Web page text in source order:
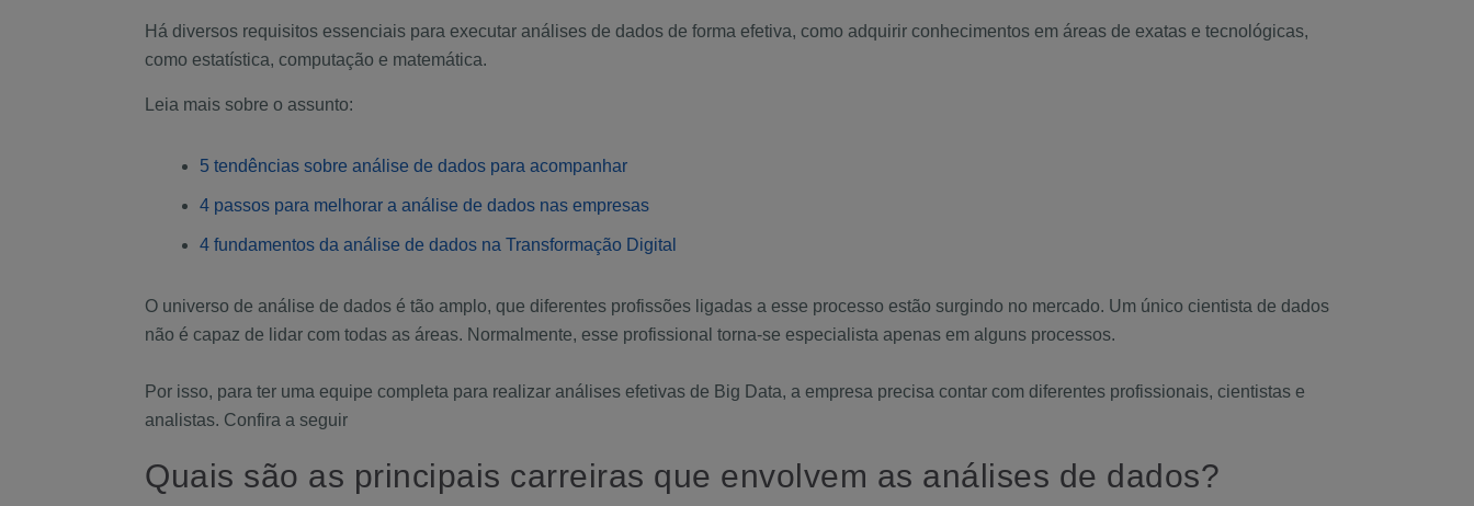
Há diversos requisitos essenciais para executar análises de dados de forma efetiva, como adquirir conhecimentos em áreas de exatas e tecnológicas,
como estatística, computação e matemática.
Leia mais sobre o assunto:
5 tendências sobre análise de dados para acompanhar
4 passos para melhorar a análise de dados nas empresas
4 fundamentos da análise de dados na Transformação Digital
O universo de análise de dados é tão amplo, que diferentes profissões ligadas a esse processo estão surgindo no mercado. Um único cientista de dados
não é capaz de lidar com todas as áreas. Normalmente, esse profissional torna-se especialista apenas em alguns processos.
Por isso, para ter uma equipe completa para realizar análises efetivas de Big Data, a empresa precisa contar com diferentes profissionais, cientistas e
analistas. Confira a seguir
Quais são as principais carreiras que envolvem as análises de dados?